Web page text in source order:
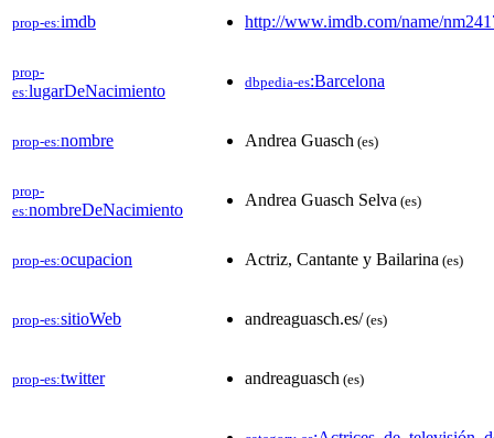
prop-es:imdb http://www.imdb.com/name/
prop-
es:lugarDeNacimiento dbpedia-es:Barcelona
prop-es:nombre Andrea Guasch (es)
prop-
es:nombreDeNacimiento
Andrea Guasch Selva (es)
prop-es:ocupacion Actriz, Cantante y Bailarina (es)
prop-es:sitioWeb andreaguasch.es/ (es)
prop-es:twitter andreaguasch (es)